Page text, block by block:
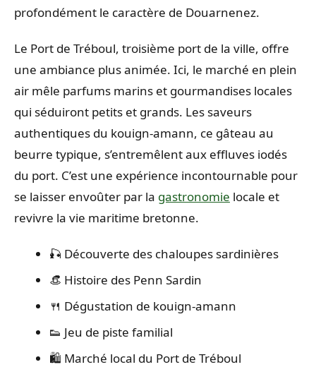
profondément le caractère de Douarnenez.
Le Port de Tréboul, troisième port de la ville, offre
une ambiance plus animée. Ici, le marché en plein
air mêle parfums marins et gourmandises locales
qui séduiront petits et grands. Les saveurs
authentiques du kouign-amann, ce gâteau au
beurre typique, s’entremêlent aux effluves iodés
du port. C’est une expérience incontournable pour
se laisser envoûter par la gastronomie locale et
revivre la vie maritime bretonne.
🎣 Découverte des chaloupes sardinières
👒 Histoire des Penn Sardin
🍴 Dégustation de kouign-amann
👟 Jeu de piste familial
🛍️ Marché local du Port de Tréboul